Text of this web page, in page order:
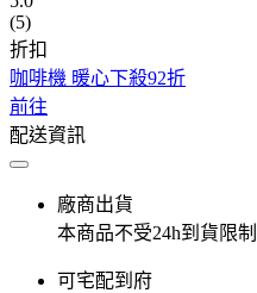
(5)
折扣
咖啡機 暖心下殺92折
前往
配送資訊
廠商出貨
本商品不受24h到貨限制
可宅配到府